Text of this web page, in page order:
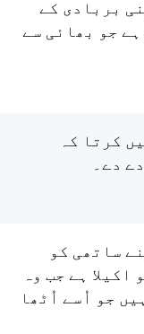
بربادی کے
جو بھائی سے
کرتا کہ
دے۔
ساتھی کو
ہے جب وہ
جو اُسے اُٹھا